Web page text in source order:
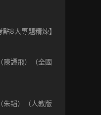
8大專題精煉】
陳譚飛）（全國
朱韬）（人教版